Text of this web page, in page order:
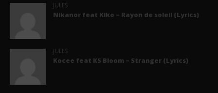
JULES
Nikanor feat Kiko – Rayon de soleil (Lyrics)
JULES
Kocee feat KS Bloom – Stranger (Lyrics)